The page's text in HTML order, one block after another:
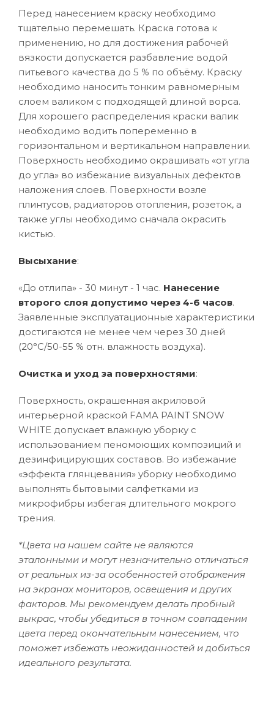
Перед нанесением краску необходимо
тщательно перемешать. Краска готова к
применению, но для достижения рабочей
вязкости допускается разбавление водой
питьевого качества до 5 % по объёму. Краску
необходимо наносить тонким равномерным
слоем валиком с подходящей длиной ворса.
Для хорошего распределения краски валик
необходимо водить попеременно в
горизонтальном и вертикальном направлении.
Поверхность необходимо окрашивать «от угла
до угла» во избежание визуальных дефектов
наложения слоев. Поверхности возле
плинтусов, радиаторов отопления, розеток, а
также углы необходимо сначала окрасить
кистью.
Высыхание:
«До отлипа» - 30 минут - 1 час. Нанесение
второго слоя допустимо через 4-6 часов.
Заявленные эксплуатационные характеристики
достигаются не менее чем через 30 дней
(20°C/50-55 % отн. влажность воздуха).
Очистка и уход за поверхностями:
Поверхность, окрашенная акриловой
интерьерной краской FAMA PAINT SNOW
WHITE допускает влажную уборку с
использованием пеномоющих композиций и
дезинфицирующих составов. Во избежание
«эффекта глянцевания» уборку необходимо
выполнять бытовыми салфетками из
микрофибры избегая длительного мокрого
трения.
*Цвета на нашем сайте не являются
эталонными и могут незначительно отличаться
от реальных из-за особенностей отображения
на экранах мониторов, освещения и других
факторов. Мы рекомендуем делать пробный
выкрас, чтобы убедиться в точном совпадении
цвета перед окончательным нанесением, что
поможет избежать неожиданностей и добиться
идеального результата.